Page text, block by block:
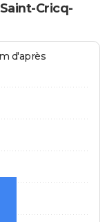
Cricq-
d'après